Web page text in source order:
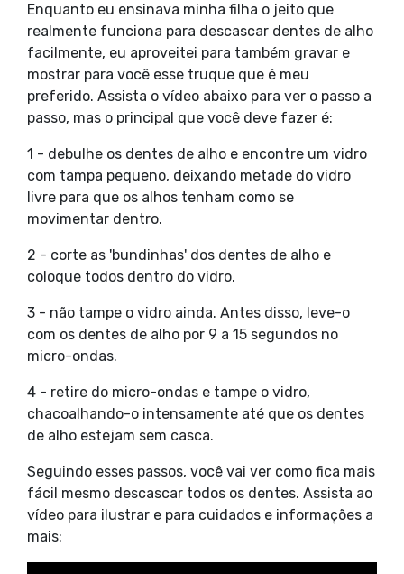
Enquanto eu ensinava minha filha o jeito que
realmente funciona para descascar dentes de alho
facilmente, eu aproveitei para também gravar e
mostrar para você esse truque que é meu
preferido. Assista o vídeo abaixo para ver o passo a
passo, mas o principal que você deve fazer é:
1 - debulhe os dentes de alho e encontre um vidro
com tampa pequeno, deixando metade do vidro
livre para que os alhos tenham como se
movimentar dentro.
2 - corte as 'bundinhas' dos dentes de alho e
coloque todos dentro do vidro.
3 - não tampe o vidro ainda. Antes disso, leve-o
com os dentes de alho por 9 a 15 segundos no
micro-ondas.
4 - retire do micro-ondas e tampe o vidro,
chacoalhando-o intensamente até que os dentes
de alho estejam sem casca.
Seguindo esses passos, você vai ver como fica mais
fácil mesmo descascar todos os dentes. Assista ao
vídeo para ilustrar e para cuidados e informações a
mais: